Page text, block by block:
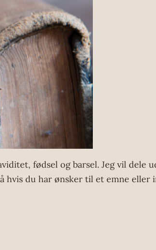
fødsel og barsel. Jeg vil dele
du har ønsker til et emne eller